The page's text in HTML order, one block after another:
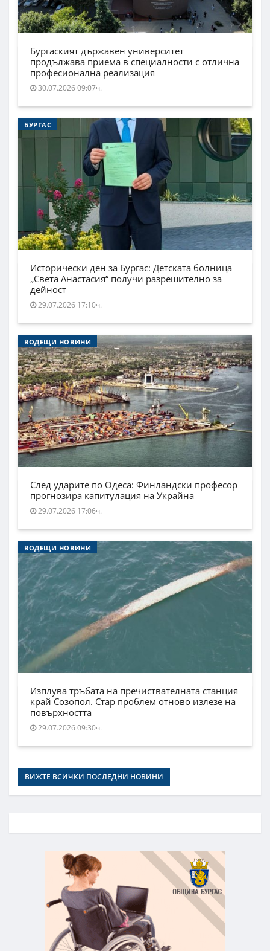
Бургаският държавен университет
продължава приема в специалности с отлична
професионална реализация
30.07.2026 09:07ч.
БУРГАС
Исторически ден за Бургас: Детската болница
„Света Анастасия“ получи разрешително за
дейност
29.07.2026 17:10ч.
ВОДЕЩИ НОВИНИ
След ударите по Одеса: Финландски професор
прогнозира капитулация на Украйна
29.07.2026 17:06ч.
ВОДЕЩИ НОВИНИ
Изплува тръбата на пречиствателната станция
край Созопол. Стар проблем отново излезе на
повърхността
29.07.2026 09:30ч.
ВИЖТЕ ВСИЧКИ ПОСЛЕДНИ НОВИНИ